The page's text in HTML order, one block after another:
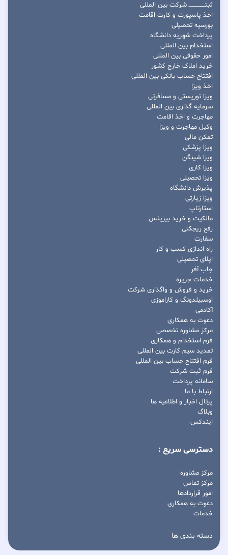
ثبتــــــــــــــــ شرکت بین المللی
اخذ پاسپورت و کارت اقامت
بورسیه تحصیلی
پرداخت شهریه دانشگاه
استخدام بین المللی
امور حقوقی بین المللی
خرید املاک خارج کشور
افتتاح حساب بانکی بین المللی
اخذ ویزا
ویزا توریستی و مسافرتی
سرمایه گذاری بین المللی
مهاجرت و اخذ اقامت
وکیل مهاجرت و ویزا
تمکن مالی
ویزا پزشکی
ویزا شینگن
ویزا کاری
ویزا تحصیلی
پذیرش دانشگاه
ویزا زیارتی
استارتاپ
مالکیت و خرید بیزینس
رفع ریجکتی
سفارت
راه اندازی کسب و کار
اپلای تحصیلی
جاب آفر
خدمات جزیره
خرید و فروش و واگذاری شرکت
اوسبیلدونگ و کاراموزی
آکادمی
دعوت به همکاری
مرکز مشاوره تخصصی
فرم استخدام و همکاری
تمدید سیم کارت بین المللی
فرم افتتاح حساب بین المللی
فرم ثبت شرکت
سامانه پرداخت
ارتباط با ما
پرتال اخبار و اطلاعیه ها
وبلاگ
ایندکس
دسترسی سریع :
مرکز مشاوره
مرکز تماس
امور قراردادها
دعوت به همکاری
خدمات
دسته بندی ها